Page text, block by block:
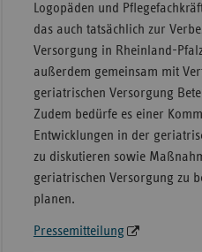
Logopäden und
das auch tatsächlich zur
Versorgung in Rheinland-
außerdem gemeinsam mit
geriatrischen Versorgung
Zudem bedürfe es einer
Entwicklungen in der
zu diskutieren sowie
geriatrischen Versorgung zu
planen.
Pressemitteilung